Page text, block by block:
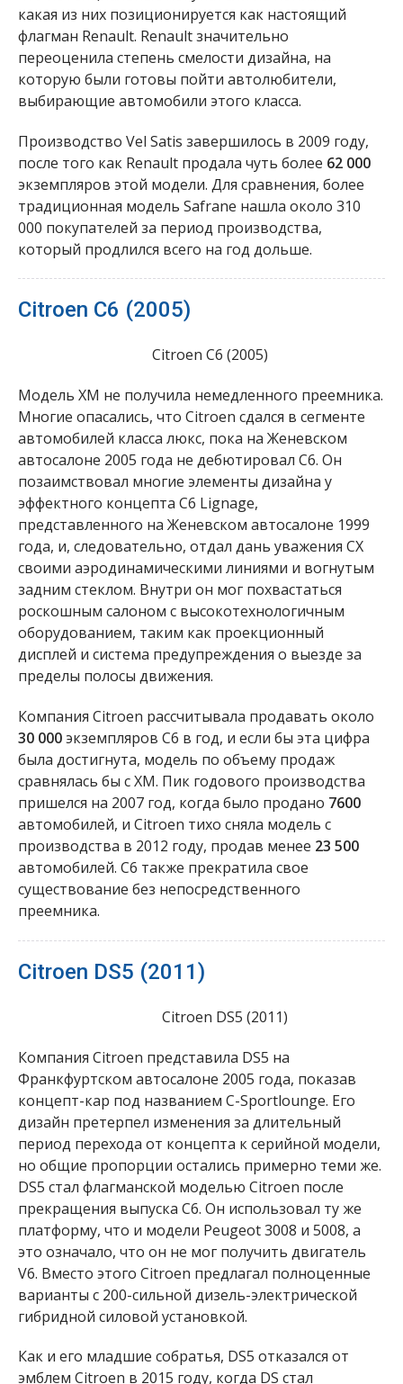
какая из них позиционируется как настоящий
флагман Renault. Renault значительно
переоценила степень смелости дизайна, на
которую были готовы пойти автолюбители,
выбирающие автомобили этого класса.
Производство Vel Satis завершилось в 2009 году,
после того как Renault продала чуть более 62 000
экземпляров этой модели. Для сравнения, более
традиционная модель Safrane нашла около 310
000 покупателей за период производства,
который продлился всего на год дольше.
Citroen C6 (2005)
Citroen C6 (2005)
Модель XM не получила немедленного преемника.
Многие опасались, что Citroen сдался в сегменте
автомобилей класса люкс, пока на Женевском
автосалоне 2005 года не дебютировал C6. Он
позаимствовал многие элементы дизайна у
эффектного концепта C6 Lignage,
представленного на Женевском автосалоне 1999
года, и, следовательно, отдал дань уважения CX
своими аэродинамическими линиями и вогнутым
задним стеклом. Внутри он мог похвастаться
роскошным салоном с высокотехнологичным
оборудованием, таким как проекционный
дисплей и система предупреждения о выезде за
пределы полосы движения.
Компания Citroen рассчитывала продавать около
30 000экземпляров C6 в год, и если бы эта цифра
была достигнута, модель по объему продаж
сравнялась бы с XM. Пик годового производства
пришелся на 2007 год, когда было продано 7600
автомобилей, и Citroen тихо сняла модель с
производства в 2012 году, продав менее 23 500
автомобилей. C6 также прекратила свое
существование без непосредственного
преемника.
Citroen DS5 (2011)
Citroen DS5 (2011)
Компания Citroen представила DS5 на
Франкфуртском автосалоне 2005 года, показав
концепт-кар под названием C-Sportlounge. Его
дизайн претерпел изменения за длительный
период перехода от концепта к серийной модели,
но общие пропорции остались примерно теми же.
DS5 стал флагманской моделью Citroen после
прекращения выпуска C6. Он использовал ту же
платформу, что и модели Peugeot 3008 и 5008, а
это означало, что он не мог получить двигатель
V6. Вместо этого Citroen предлагал полноценные
варианты с 200-сильной дизель-электрической
гибридной силовой установкой.
Как и его младшие собратья, DS5 отказался от
эмблем Citroen в 2015 году, когда DS стал